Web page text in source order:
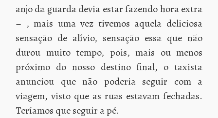
anjo da guarda devia estar fazendo hora extra
– , mais uma vez tivemos aquela deliciosa
sensação de alívio, sensação essa que não
durou muito tempo, pois, mais ou menos
próximo do nosso destino final, o taxista
anunciou que não poderia seguir com a
viagem, visto que as ruas estavam fechadas.
Teríamos que seguir a pé.